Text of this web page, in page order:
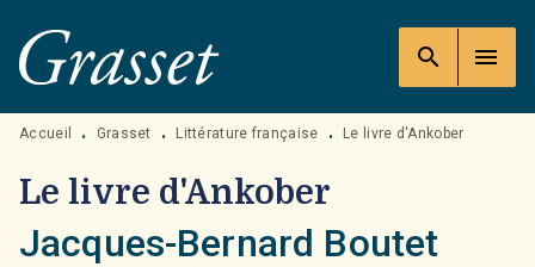
MENU RECHERCHE
PIED DE PAGE
search menu
Accueil • Grasset • Littérature française • Le livre d'Ankober
Le livre d'Ankober
Jacques-Bernard Boutet